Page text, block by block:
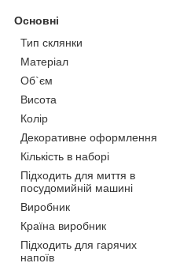
Основні
Тип склянки
Матеріал
Об`єм
Висота
Колір
Декоративне оформлення
Кількість в наборі
Підходить для миття в
посудомийній машині
Виробник
Країна виробник
Підходить для гарячих
напоїв